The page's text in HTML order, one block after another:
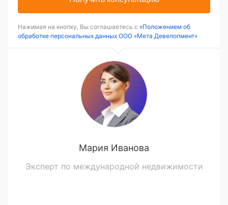
Нажимая на кнопку, Вы соглашаетесь с «Положением об
обработке персональных данных ООО «Мета Девелопмент»
Мария Иванова
Эксперт по международной недвижимости